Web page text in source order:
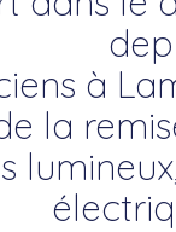
à
la